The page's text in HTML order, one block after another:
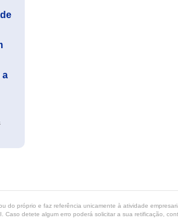
a
do próprio e faz referência unicamente à atividade
detete algum erro poderá solicitar a sua retificação,